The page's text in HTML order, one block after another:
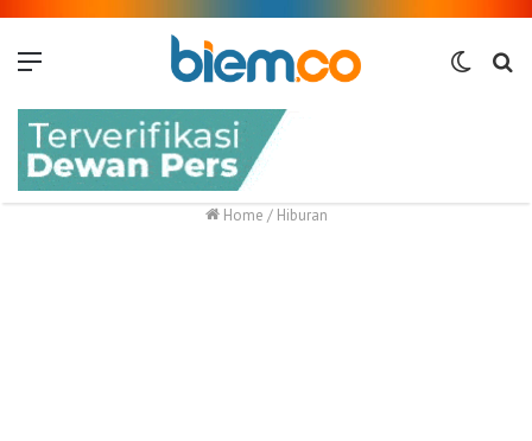
Switch
Home / Hiburan